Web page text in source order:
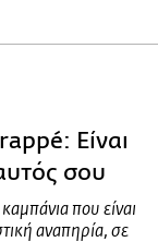
Είναι
σου
που είναι
αναπηρία, σε